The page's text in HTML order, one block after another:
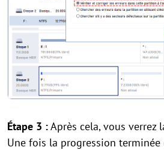
Étape 3 :Après cela, vous verrez
Une fois la progression terminée